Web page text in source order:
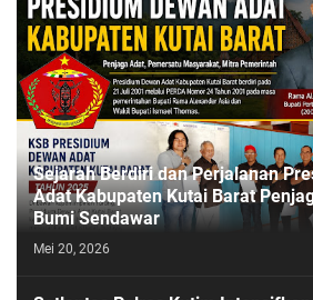
Sejarah Berdiri dan Perjalanan
Adat Kabupaten Kutai Barat
Bumi Sendawar
Mei 20, 2026